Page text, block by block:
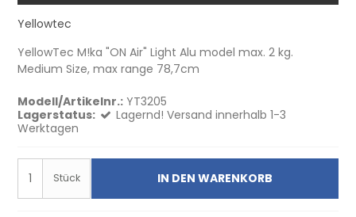
Yellowtec
YellowTec M!ka "ON Air" Light Alu model max. 2 kg.
Medium Size, max range 78,7cm
Modell/Artikelnr.: YT3205
Lagerstatus:
Lagernd! Versand innerhalb 1-3
Werktagen
Stück IN DEN WARENKORB